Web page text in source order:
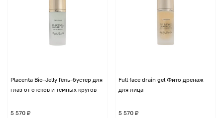
Placenta Bio-Jelly Гель-бустер для
глаз от отеков и темных кругов
5 570 ₽
Full face drain gel Фито дренаж
для лица
5 570 ₽